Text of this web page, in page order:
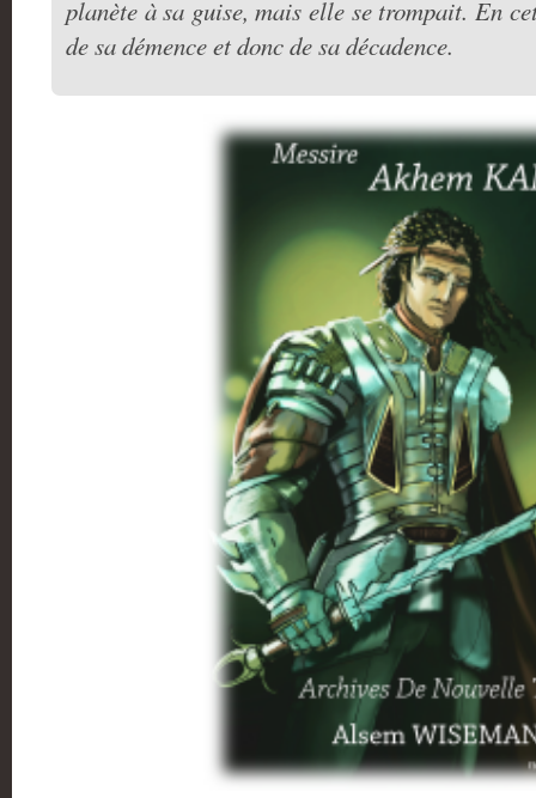
planète à sa guise, mais elle se trompait. En
de sa démence et donc de sa décadence.